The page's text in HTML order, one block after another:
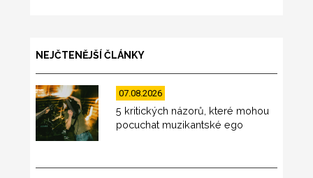
NEJČTENĚJŠÍ ČLÁNKY
07.08.2026
5 kritických názorů, které mohou
pocuchat muzikantské ego